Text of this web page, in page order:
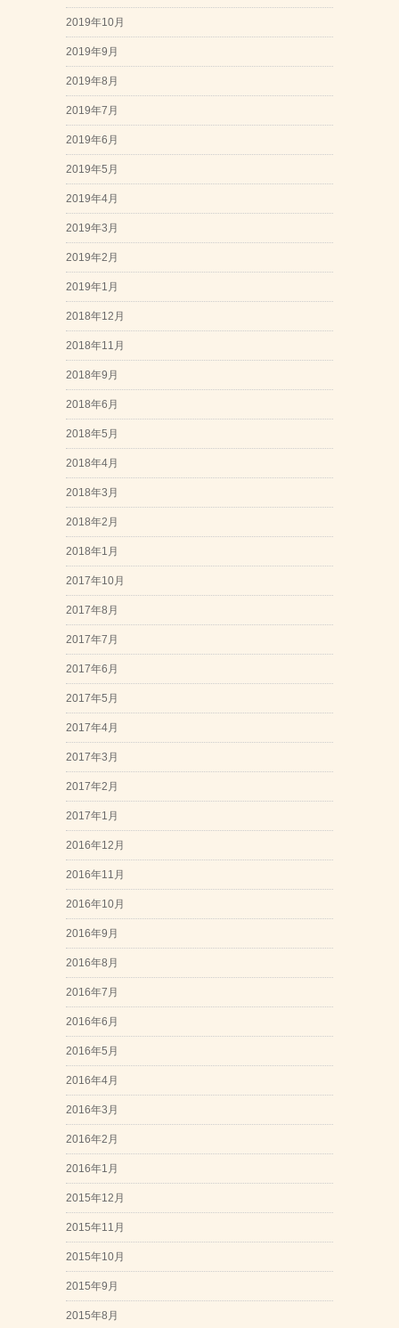
2019年10月
2019年9月
2019年8月
2019年7月
2019年6月
2019年5月
2019年4月
2019年3月
2019年2月
2019年1月
2018年12月
2018年11月
2018年9月
2018年6月
2018年5月
2018年4月
2018年3月
2018年2月
2018年1月
2017年10月
2017年8月
2017年7月
2017年6月
2017年5月
2017年4月
2017年3月
2017年2月
2017年1月
2016年12月
2016年11月
2016年10月
2016年9月
2016年8月
2016年7月
2016年6月
2016年5月
2016年4月
2016年3月
2016年2月
2016年1月
2015年12月
2015年11月
2015年10月
2015年9月
2015年8月